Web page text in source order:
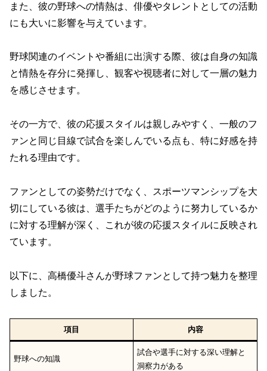
また、彼の野球への情熱は、俳優やタレントとしての活動
にも大いに影響を与えています。
野球関連のイベントや番組に出演する際、彼は自身の知識
と情熱を存分に発揮し、観客や視聴者に対して一層の魅力
を感じさせます。
その一方で、彼の応援スタイルは親しみやすく、一般のフ
ァンと同じ目線で試合を楽しんでいる点も、特に好感を持
たれる理由です。
ファンとしての姿勢だけでなく、スポーツマンシップを大
切にしている彼は、選手たちがどのように努力しているか
に対する理解が深く、これが彼の応援スタイルに反映され
ています。
以下に、高橋優斗さんが野球ファンとして持つ魅力を整理
しました。
項目 内容
野球への知識
試合や選手に対する深い理解と
洞察力がある